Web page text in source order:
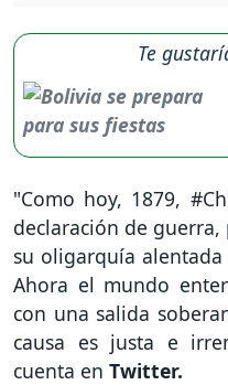
Te
"Como hoy, 1879,
declaración de
su oligarquía
Ahora el mundo
con una salida
causa es justa e
cuenta en Twitter.